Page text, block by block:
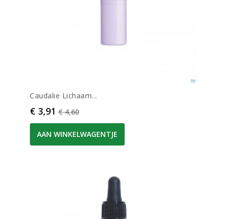
Caudalie Lichaam...
Prijs
€ 3,91 Normale prijs
€ 4,60
AAN WINKELWAGENTJE